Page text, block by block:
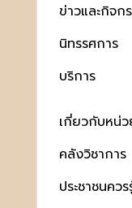
ข่าวและกิจก
นิทรรศการ
บริการ
เกี่ยวกับหน่
คลังวิชาการ
ประชาชนควร